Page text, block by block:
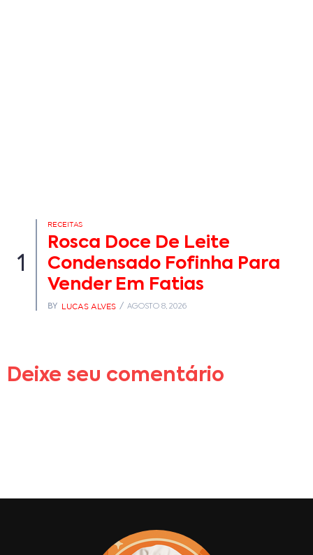
1
RECEITAS
Rosca Doce De Leite
Condensado Fofinha Para
Vender Em Fatias
BY LUCAS ALVES AGOSTO 8, 2026
Deixe seu comentário